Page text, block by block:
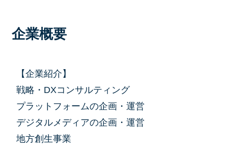
企業概要
【企業紹介】
戦略・DXコンサルティング
プラットフォームの企画・運営
デジタルメディアの企画・運営
地方創生事業